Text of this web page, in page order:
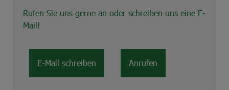
Rufen Sie uns gerne an oder schreiben uns eine E-
Mail!
E-Mail schreiben Anrufen